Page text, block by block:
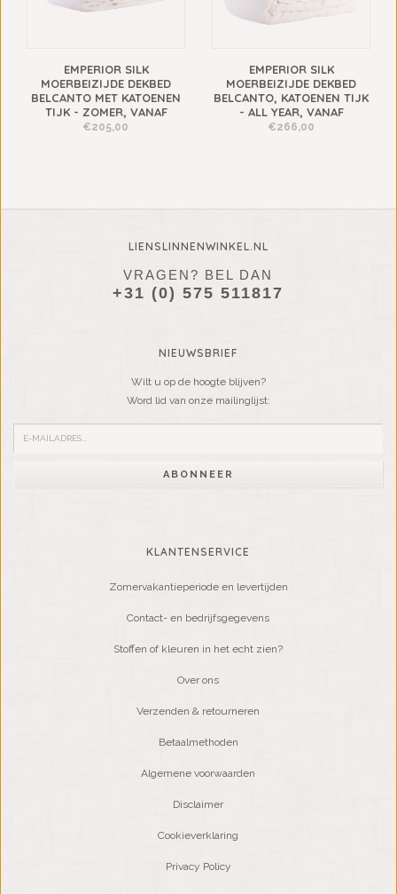
EMPERIOR SILK
MOERBEIZIJDE DEKBED
BELCANTO MET KATOENEN
TIJK - ZOMER, VANAF
€205,00
EMPERIOR SILK
MOERBEIZIJDE DEKBED
BELCANTO, KATOENEN TIJK
- ALL YEAR, VANAF
€266,00
LIENSLINNENWINKEL.NL
VRAGEN? BEL DAN
+31 (0) 575 511817
NIEUWSBRIEF
Wilt u op de hoogte blijven?
Word lid van onze mailinglijst:
ABONNEER
KLANTENSERVICE
Zomervakantieperiode en levertijden
Contact- en bedrijfsgegevens
Stoffen of kleuren in het echt zien?
Over ons
Verzenden & retourneren
Betaalmethoden
Algemene voorwaarden
Disclaimer
Cookieverklaring
Privacy Policy